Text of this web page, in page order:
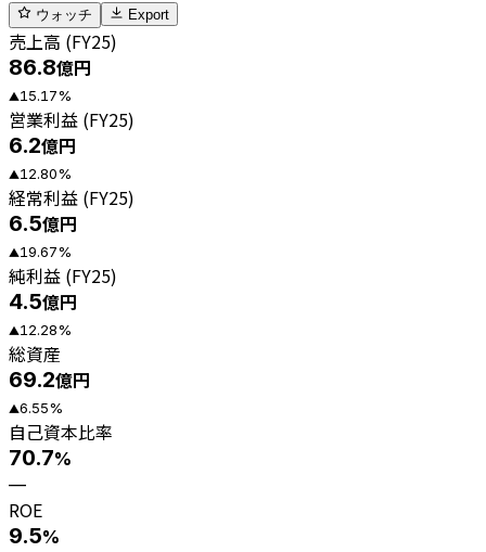
ウォッチ Export
売上高 (FY25)
86.8億円
▲15.17%
営業利益 (FY25)
6.2億円
▲12.80%
経常利益 (FY25)
6.5億円
▲19.67%
純利益 (FY25)
4.5億円
▲12.28%
総資産
69.2億円
▲6.55%
自己資本比率
70.7%
—
ROE
9.5%